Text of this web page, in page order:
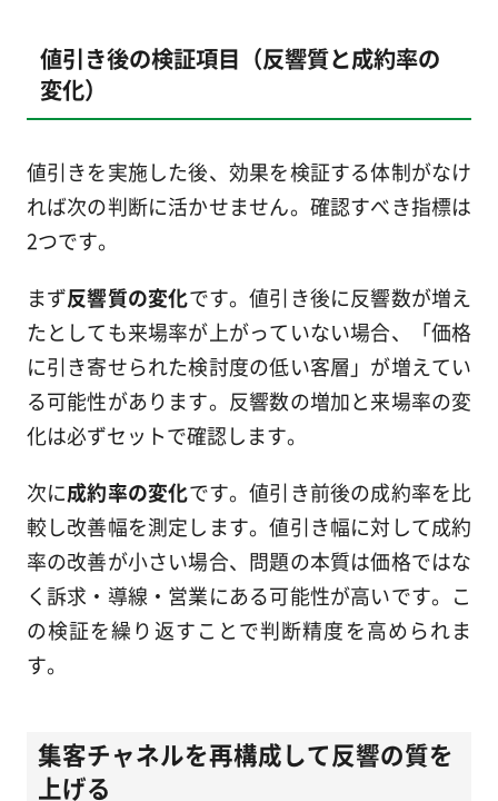
値引き後の検証項目（反響質と成約率の
変化）
値引きを実施した後、効果を検証する体制がなけ
れば次の判断に活かせません。確認すべき指標は
2つです。
まず反響質の変化です。値引き後に反響数が増え
たとしても来場率が上がっていない場合、「価格
に引き寄せられた検討度の低い客層」が増えてい
る可能性があります。反響数の増加と来場率の変
化は必ずセットで確認します。
次に成約率の変化です。値引き前後の成約率を比
較し改善幅を測定します。値引き幅に対して成約
率の改善が小さい場合、問題の本質は価格ではな
く訴求・導線・営業にある可能性が高いです。こ
の検証を繰り返すことで判断精度を高められま
す。
集客チャネルを再構成して反響の質を
上げる